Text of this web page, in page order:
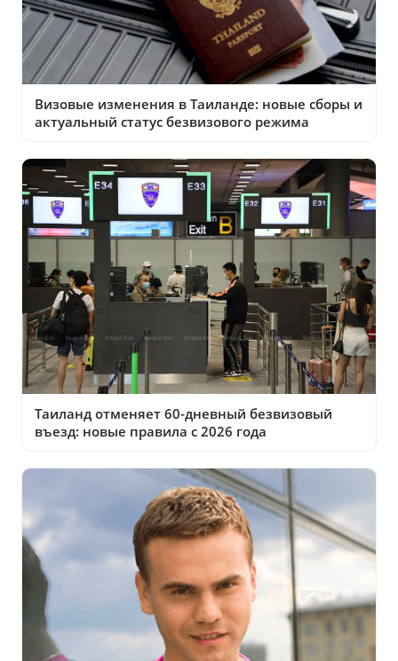
Визовые изменения в Таиланде: новые сборы и
актуальный статус безвизового режима
Таиланд отменяет 60-дневный безвизовый
въезд: новые правила с 2026 года